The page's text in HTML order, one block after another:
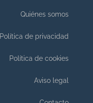
Quiénes somos
Política de privacidad
Política de cookies
Aviso legal